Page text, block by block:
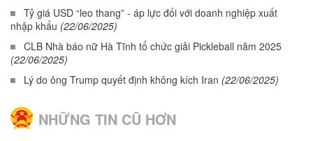
Tỷ giá USD “leo thang” - áp lực đối với doanh nghiệp xuất
nhập khẩu (22/06/2025)
CLB Nhà báo nữ Hà Tĩnh tổ chức giải Pickleball năm 2025
(22/06/2025)
Lý do ông Trump quyết định không kích Iran (22/06/2025)
NHỮNG TIN CŨ HƠN